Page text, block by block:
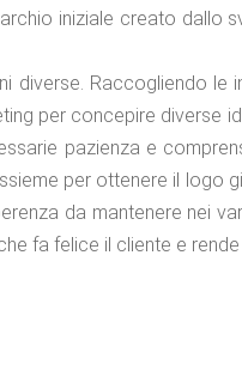
iniziale creato dallo
Raccogliendo le
per concepire diverse
pazienza e
per ottenere il logo
da mantenere nei
fa felice il cliente e